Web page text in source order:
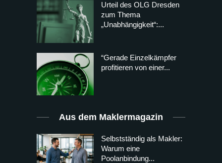
Urteil des OLG Dresden
zum Thema
„Unabhängigkeit“:...
“Gerade Einzelkämpfer
profitieren von einer...
Aus dem Maklermagazin
Selbstständig als Makler:
Warum eine
Poolanbindung...